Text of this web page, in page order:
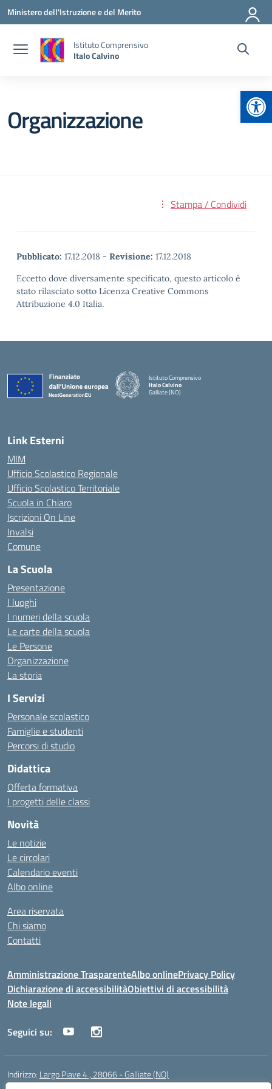
Vai ai contenuti
Vai al menu di navigazione
Vai al footer
Ministero dell'Istruzione e del Merito
Istituto Comprensivo
Italo Calvino
Organizzazione
Stampa / Condividi
Pubblicato: 17.12.2018 - Revisione: 17.12.2018
Eccetto dove diversamente specificato, questo articolo è
stato rilasciato sotto Licenza Creative Commons
Attribuzione 4.0 Italia.
Istituto Comprensivo
Italo Calvino
Galliate (NO)
Link Esterni
MIM
Ufficio Scolastico Regionale
Ufficio Scolastico Territoriale
Scuola in Chiaro
Iscrizioni On Line
Invalsi
Comune
La Scuola
Presentazione
I luoghi
I numeri della scuola
Le carte della scuola
Le Persone
Organizzazione
La storia
I Servizi
Personale scolastico
Famiglie e studenti
Percorsi di studio
Didattica
Offerta formativa
I progetti delle classi
Novità
Le notizie
Le circolari
Calendario eventi
Albo online
Area riservata
Chi siamo
Contatti
Amministrazione TrasparenteAlbo onlinePrivacy Policy
Dichiarazione di accessibilitàObiettivi di accessibilità
Note legali
Seguici su:
Indirizzo: Largo Piave 4 , 28066 - Galliate (NO)